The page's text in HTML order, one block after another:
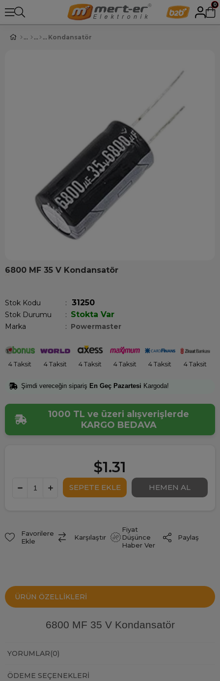
0
Kondansatör
6800 MF 35 V Kondansatör
Stok Kodu 31250
Stok Durumu : Stokta Var
Marka : Powermaster
4 Taksit 4 Taksit 4 Taksit 4 Taksit 4 Taksit 4 Taksit
Şimdi vereceğin sipariş En Geç Pazartesi Kargoda!
1000 TL ve üzeri alışverişlerde
KARGO BEDAVA
$1.31
Favorilere
Ekle
Karşılaştır
Fiyat
Düşünce
Haber Ver
Paylaş
ÜRÜN ÖZELLIKLERI
6800 MF 35 V Kondansatör
YORUMLAR(0)
ÖDEME SEÇENEKLERI